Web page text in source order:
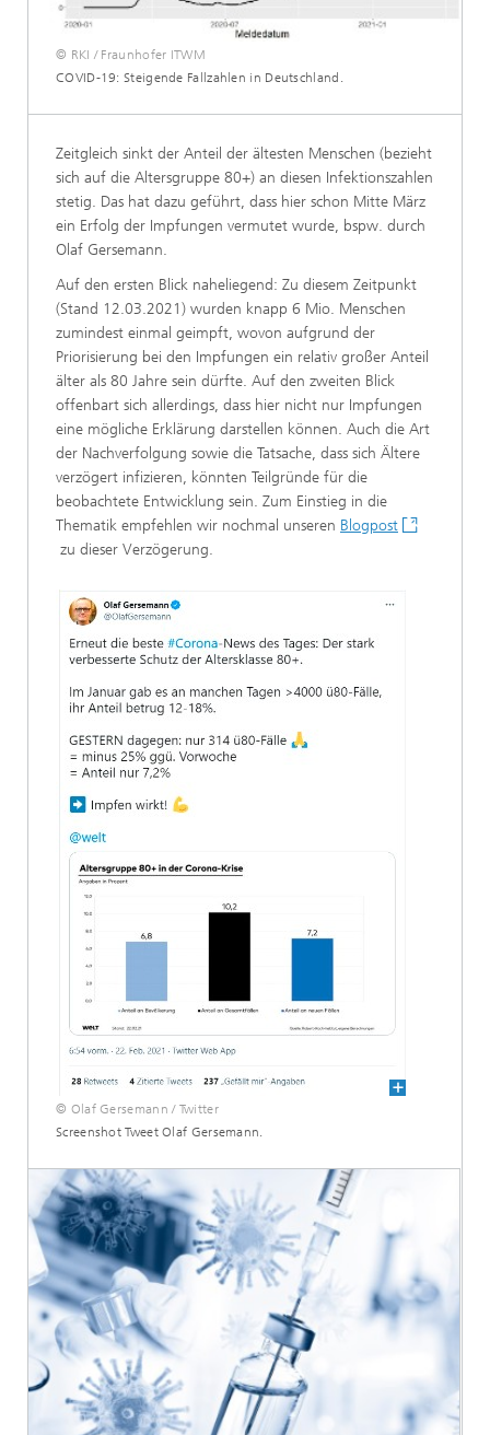
© RKI / Fraunhofer ITWM
COVID-19: Steigende Fallzahlen in Deutschland.
Zeitgleich sinkt der Anteil der ältesten Menschen (bezieht
sich auf die Altersgruppe 80+) an diesen Infektionszahlen
stetig. Das hat dazu geführt, dass hier schon Mitte März
ein Erfolg der Impfungen vermutet wurde, bspw. durch
Olaf Gersemann.
Auf den ersten Blick naheliegend: Zu diesem Zeitpunkt
(Stand 12.03.2021) wurden knapp 6 Mio. Menschen
zumindest einmal geimpft, wovon aufgrund der
Priorisierung bei den Impfungen ein relativ großer Anteil
älter als 80 Jahre sein dürfte. Auf den zweiten Blick
offenbart sich allerdings, dass hier nicht nur Impfungen
eine mögliche Erklärung darstellen können. Auch die Art
der Nachverfolgung sowie die Tatsache, dass sich Ältere
verzögert infizieren, könnten Teilgründe für die
beobachtete Entwicklung sein. Zum Einstieg in die
Thematik empfehlen wir nochmal unseren Blogpost
zu dieser Verzögerung.
© Olaf Gersemann / Twitter
Screenshot Tweet Olaf Gersemann.